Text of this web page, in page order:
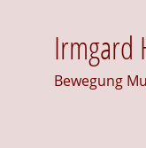
Irmgard
Bewegung